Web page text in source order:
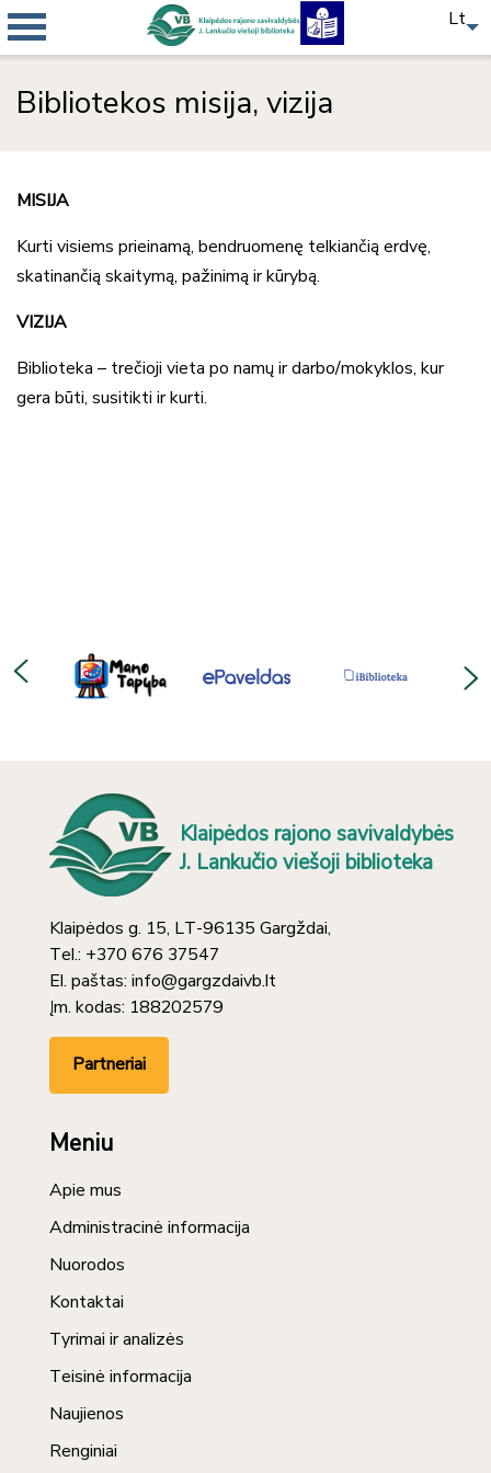
Bibliotekos misija, vizija
MISIJA
Kurti visiems prieinamą, bendruomenę telkiančią erdvę,
skatinančią skaitymą, pažinimą ir kūrybą.
VIZIJA
Biblioteka – trečioji vieta po namų ir darbo/mokyklos, kur
gera būti, susitikti ir kurti.
Klaipėdos rajono savivaldybės
J. Lankučio viešoji biblioteka
Klaipėdos g. 15, LT-96135 Gargždai,
Tel.: +370 676 37547
El. paštas: info@gargzdaivb.lt
Įm. kodas: 188202579
Partneriai
Meniu
Apie mus
Administracinė informacija
Nuorodos
Kontaktai
Tyrimai ir analizės
Teisinė informacija
Naujienos
Renginiai
Lt